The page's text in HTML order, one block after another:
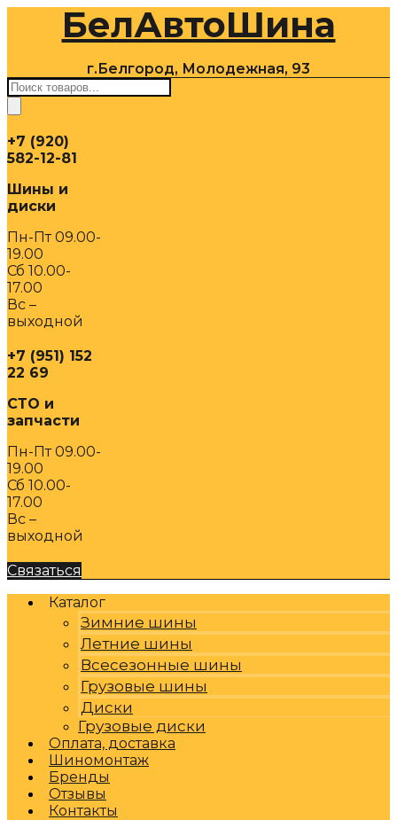
содержимомуБелАвтоШина
г.Белгород, Молодежная, 93
Поиск
товаров
+7 (920)
582-12-81
Шины и
диски
Пн-Пт 09.00-
19.00
Сб 10.00-
17.00
Вс –
выходной
+7 (951) 152
22 69
СТО и
запчасти
Пн-Пт 09.00-
19.00
Сб 10.00-
17.00
Вс –
выходной
Связаться
Каталог
Зимние шины
Летние шины
Всесезонные шины
Грузовые шины
Диски
Грузовые диски
Оплата, доставка
Шиномонтаж
Бренды
Отзывы
Контакты